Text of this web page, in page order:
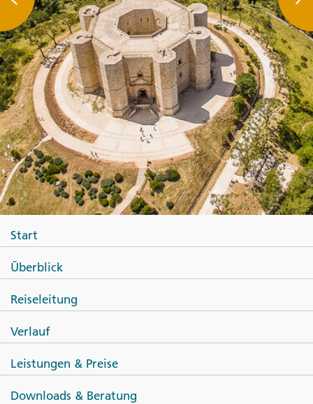
Start
Überblick
Reiseleitung
Verlauf
Leistungen & Preise
Downloads & Beratung